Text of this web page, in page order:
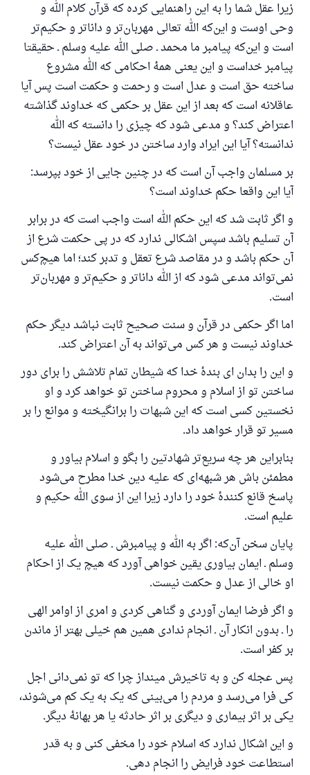
زیرا عقل شما را به این راهنمایی کرده که قرآن کلام الله و
وحی اوست و این‌که الله تعالی مهربان‌تر و داناتر و حکیم‌تر
است و این‌که پیامبر ما محمد ـ صلی الله علیه وسلم ـ حقیقتا
پیامبر خداست و این یعنی همهٔ احکامی که الله مشروع
ساخته حق است و عدل است و رحمت و حکمت است پس آیا
عاقلانه است که بعد از این عقل بر حکمی که خداوند گذاشته
اعتراض کند؟ و مدعی شود که چیزی را دانسته که الله
ندانسته؟ آیا این ایراد وارد ساختن در خود عقل نیست؟
بر مسلمان واجب آن است که در چنین جایی از خود بپرسد:
آیا این واقعا حکم خداوند است؟
و اگر ثابت شد که این حکم الله است واجب است که در برابر
آن تسلیم باشد سپس اشکالی ندارد که در پی حکمت شرع از
آن حکم باشد و در مقاصد شرع تعقل و تدبر کند؛ اما هیچ‌کس
نمی‌تواند مدعی شود که از الله داناتر و حکیم‌تر و مهربان‌تر
است.
اما اگر حکمی در قرآن و سنت صحیح ثابت نباشد دیگر حکم
خداوند نیست و هر کس می‌تواند به آن اعتراض کند.
و این را بدان ای بندهٔ خدا که شیطان تمام تلاشش را برای دور
ساختن تو از اسلام و محروم ساختن تو خواهد کرد و او
نخستین کسی است که این شبهات را برانگیخته و موانع را بر
مسیر تو قرار خواهد داد.
بنابراین هر چه سریع‌تر شهادتین را بگو و اسلام بیاور و
مطمئن باش هر شبهه‌ای که علیه دین خدا مطرح می‌شود
پاسخ قانع کنندهٔ خود را دارد زیرا این از سوی الله حکیم و
علیم است.
پایان سخن آن‌که: اگر به الله و پیامبرش ـ صلی الله علیه
وسلم ـ ایمان بیاوری یقین خواهی آورد که هیچ یک از احکام
او خالی از عدل و حکمت نیست.
و اگر فرضا ایمان آوردی و گناهی کردی و امری از اوامر الهی
را ـ بدون انکار آن ـ انجام ندادی همین هم خیلی بهتر از ماندن
بر کفر است.
پس عجله کن و به تاخیرش مینداز چرا که تو نمی‌دانی اجل
کی فرا می‌رسد و مردم را می‌بینی که یک به یک کم می‌شوند،
یکی بر اثر بیماری و دیگری بر اثر حادثه یا هر بهانهٔ دیگر.
و این اشکال ندارد که اسلام خود را مخفی کنی و به قدر
استطاعت خود فرایض را انجام دهی.